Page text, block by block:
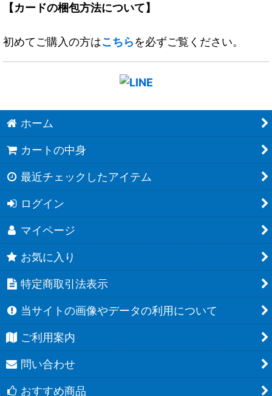
【カードの梱包方法について】
初めてご購入の方はこちらを必ずご覧ください。
ホーム
カートの中身
最近チェックしたアイテム
ログイン
マイページ
お気に入り
特定商取引法表示
当サイトの画像やデータの利用について
ご利用案内
問い合わせ
おすすめ商品